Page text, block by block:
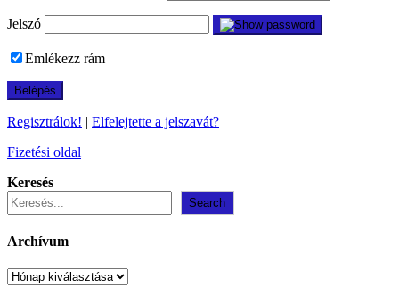
Jelszó
Emlékezz rám
Regisztrálok! | Elfelejtette a jelszavát?
Fizetési oldal
Keresés
Search
Archívum
Archívum